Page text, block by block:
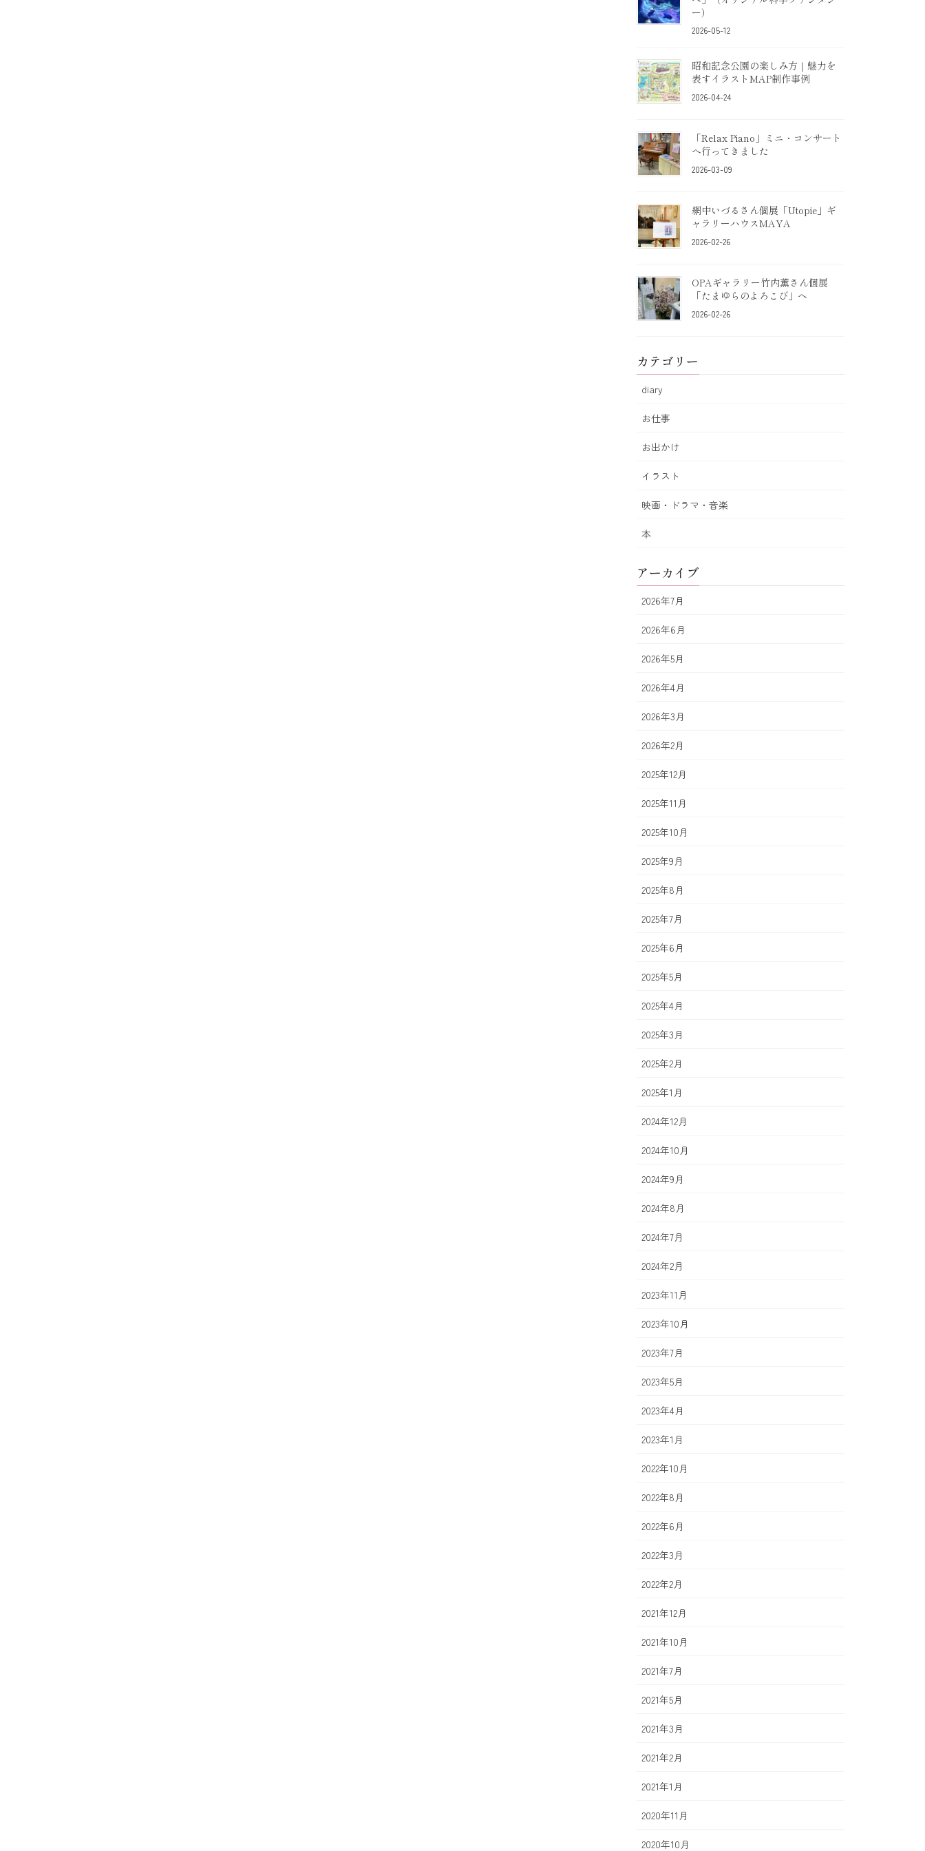
ー）
2026-05-12
昭和記念公園の楽しみ方｜魅力を
表すイラストMAP制作事例
2026-04-24
「Relax Piano」ミニ・コンサート
へ行ってきました
2026-03-09
網中いづるさん個展「Utopie」ギ
ャラリーハウスMAYA
2026-02-26
OPAギャラリー竹内薫さん個展
「たまゆらのよろこび」へ
2026-02-26
カテゴリー
diary
お仕事
お出かけ
イラスト
映画・ドラマ・音楽
本
アーカイブ
2026年7月
2026年6月
2026年5月
2026年4月
2026年3月
2026年2月
2025年12月
2025年11月
2025年10月
2025年9月
2025年8月
2025年7月
2025年6月
2025年5月
2025年4月
2025年3月
2025年2月
2025年1月
2024年12月
2024年10月
2024年9月
2024年8月
2024年7月
2024年2月
2023年11月
2023年10月
2023年7月
2023年5月
2023年4月
2023年1月
2022年10月
2022年8月
2022年6月
2022年3月
2022年2月
2021年12月
2021年10月
2021年7月
2021年5月
2021年3月
2021年2月
2021年1月
2020年11月
2020年10月